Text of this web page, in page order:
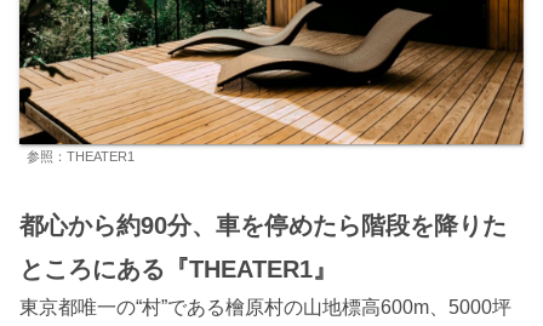
参照：THEATER1
都心から約90分、車を停めたら階段を降りた
ところにある『THEATER1』
東京都唯一の“村”である檜原村の山地標高600m、5000坪